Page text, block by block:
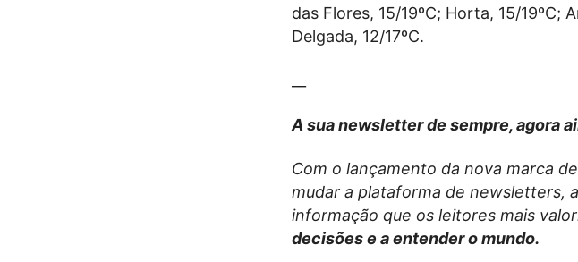
das Flores, 15/19ºC; Horta, 15/19ºC;
Delgada, 12/17ºC.
A sua newsletter de sempre, agora
Com o lançamento da nova marca
mudar a plataforma de newsletters,
informação que os leitores mais
decisões e a entender o mundo.